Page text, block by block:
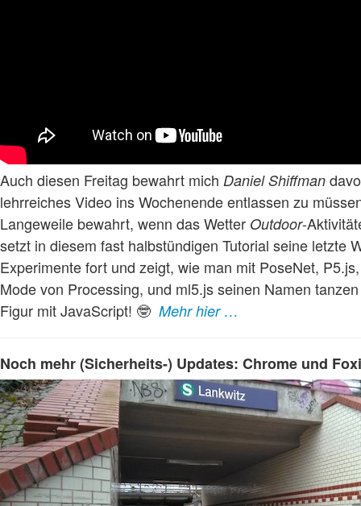
Auch diesen Freitag bewahrt mich Daniel Shiffman
lehrreiches Video ins Wochenende entlassen zu
Langeweile bewahrt, wenn das Wetter Outdoor-
setzt in diesem fast halbstündigen Tutorial seine letzte
Experimente fort und zeigt, wie man mit PoseNet,
Mode von Processing, und ml5.js seinen Namen
Figur mit JavaScript! 🤓 Mehr hier …
Noch mehr (Sicherheits-) Updates: Chrome und